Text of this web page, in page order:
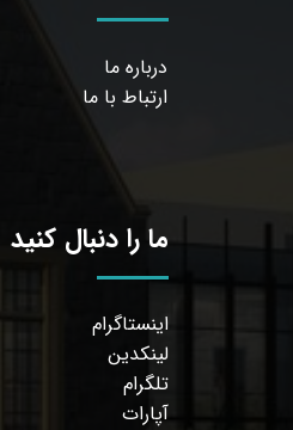
درباره ما
ارتباط با ما
ما را دنبال کنید
اینستاگرام
لینکدین
تلگرام
آپارات